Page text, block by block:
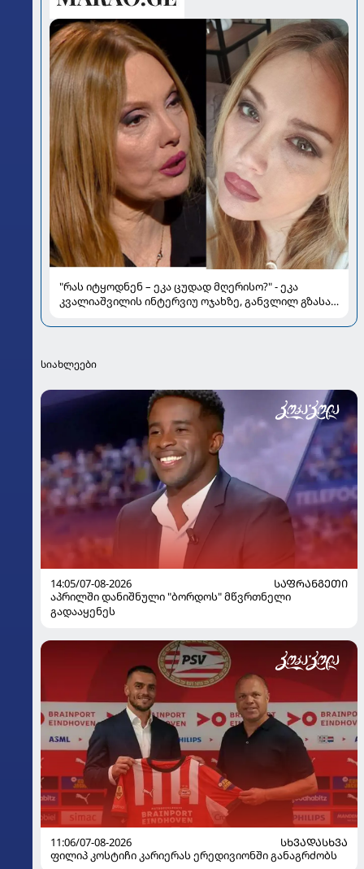
"რას იტყოდნენ – ეკა ცუდად მღერისო?" - ეკა
კვალიაშვილის ინტერვიუ ოჯახზე, განვლილ გზასა
სიახლეები
14:05/07-08-2026
ᲡᲐᲤᲠᲐᲜᲒᲔᲗᲘ
აპრილში დანიშნული "ბორდოს" მწვრთნელი
გადააყენეს
11:06/07-08-2026
ᲡᲮᲕᲐᲓᲐᲡᲮᲕᲐ
ფილიპ კოსტიჩი კარიერას ერედივიონში განაგრძობს